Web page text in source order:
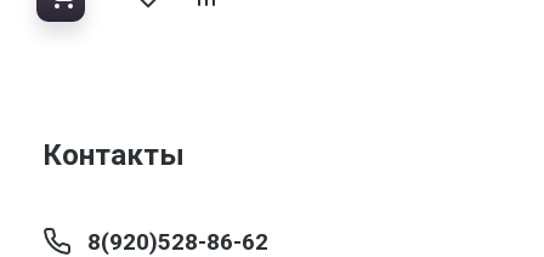
Контакты
8(920)528-86-62